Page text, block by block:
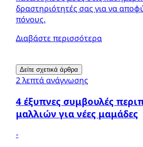
δραστηριότητές σας για να
πόνους.
Διαβάστε περισσότερα
Δείτε σχετικά άρθρα
2 λεπτά ανάγνωσης
4 έξυπνες συμβουλές
μαλλιών για νέες μαμάδες
-